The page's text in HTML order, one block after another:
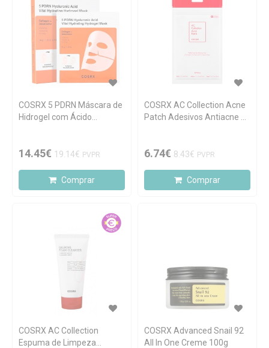
COSRX 5 PDRN Máscara de
Hidrogel com Ácido
14.45€ 19.14€ PVPR
Comprar
COSRX AC Collection Acne
Patch Adesivos Antiacne 26
6.74€ 8.43€ PVPR
Comprar
COSRX AC Collection
Espuma de Limpeza
COSRX Advanced Snail 92
All In One Creme 100g